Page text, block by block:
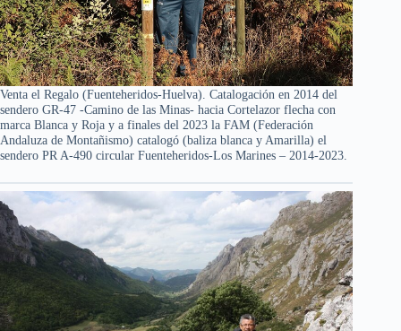
Venta el Regalo (Fuenteheridos-Huelva). Catalogación en 2014 del
sendero GR-47 -Camino de las Minas- hacia Cortelazor flecha con
marca Blanca y Roja y a finales del 2023 la FAM (Federación
Andaluza de Montañismo) catalogó (baliza blanca y Amarilla) el
sendero PR A-490 circular Fuenteheridos-Los Marines – 2014-2023.